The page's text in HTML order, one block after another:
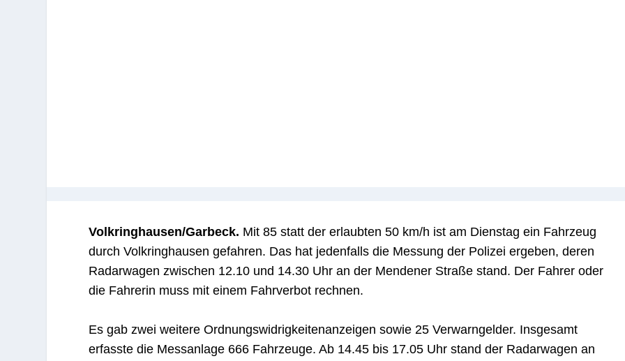
Volkringhausen/Garbeck. Mit 85 statt der erlaubten 50 km/h ist am Dienstag ein Fahrzeug
durch Volkringhausen gefahren. Das hat jedenfalls die Messung der Polizei ergeben, deren
Radarwagen zwischen 12.10 und 14.30 Uhr an der Mendener Straße stand. Der Fahrer oder
die Fahrerin muss mit einem Fahrverbot rechnen.
Es gab zwei weitere Ordnungswidrigkeitenanzeigen sowie 25 Verwarngelder. Insgesamt
erfasste die Messanlage 666 Fahrzeuge. Ab 14.45 bis 17.05 Uhr stand der Radarwagen an